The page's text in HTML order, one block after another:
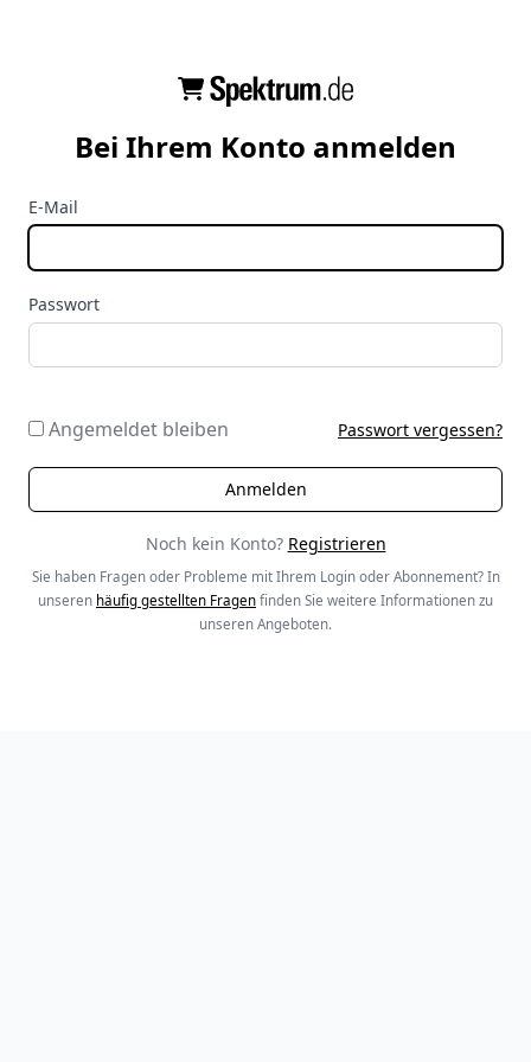
Bei Ihrem Konto anmelden
E-Mail
Passwort
Angemeldet bleiben Passwort vergessen?
Noch kein Konto? Registrieren
Sie haben Fragen oder Probleme mit Ihrem Login oder Abonnement? In
unseren häufig gestellten Fragen finden Sie weitere Informationen zu
unseren Angeboten.